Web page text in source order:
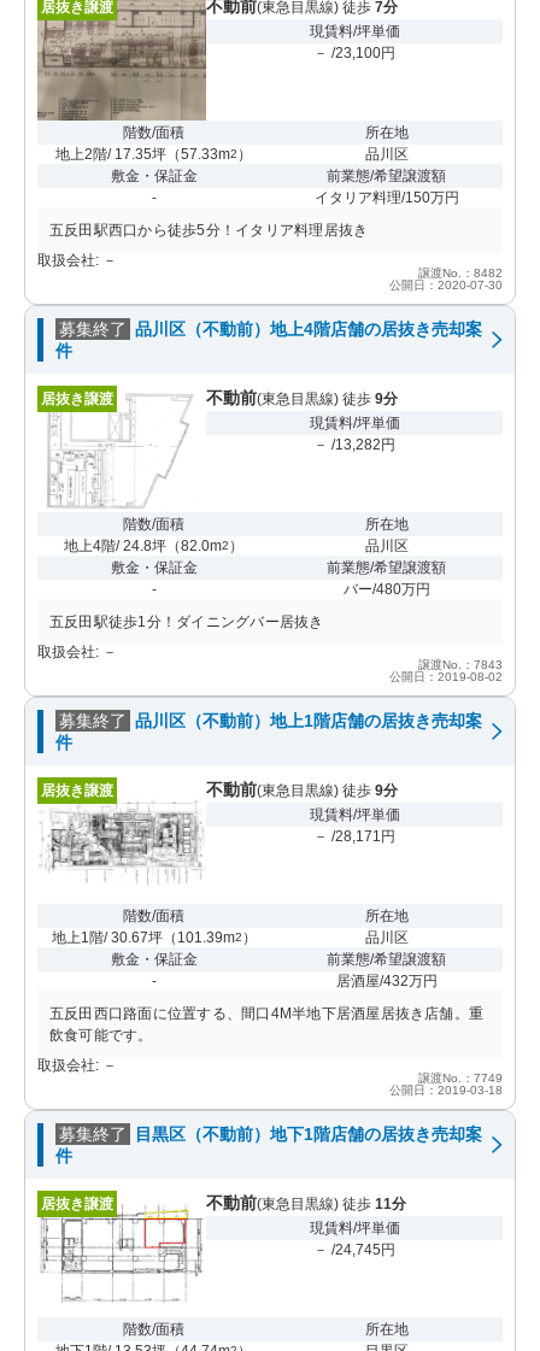
居抜き譲渡 不動前(東急目黒線) 徒歩 7分
現賃料/坪単価
－ /23,100円
階数/面積
地上2階/ 17.35坪 （57.33m2 ）
所在地
品川区
敷金・保証金
-
前業態/希望譲渡額
イタリア料理/150万円
五反田駅西口から徒歩5分！イタリア料理居抜き
取扱会社: －
譲渡No.：8482
公開日：2020-07-30
募集終了 品川区（不動前）地上4階店舗の居抜き売却案
件
居抜き譲渡 不動前(東急目黒線) 徒歩 9分
現賃料/坪単価
－ /13,282円
階数/面積
地上4階/ 24.8坪 （82.0m2 ）
所在地
品川区
敷金・保証金
-
前業態/希望譲渡額
バー/480万円
五反田駅徒歩1分！ダイニングバー居抜き
取扱会社: －
譲渡No.：7843
公開日：2019-08-02
募集終了 品川区（不動前）地上1階店舗の居抜き売却案
件
居抜き譲渡 不動前(東急目黒線) 徒歩 9分
現賃料/坪単価
－ /28,171円
階数/面積
地上1階/ 30.67坪（ 101.39m2 ）
所在地
品川区
敷金・保証金
-
前業態/希望譲渡額
居酒屋/432万円
五反田西口路面に位置する、間口4M半地下居酒屋居抜き店舗。重
飲食可能です。
取扱会社: －
譲渡No.：7749
公開日：2019-03-18
募集終了
目黒区（不動前）地下1階店舗の居抜き売却案
件
居抜き譲渡 不動前(東急目黒線) 徒歩 11分
現賃料/坪単価
－ /24,745円
階数/面積
所在地